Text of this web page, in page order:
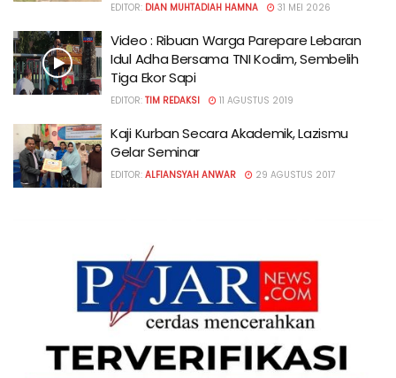
EDITOR: DIAN MUHTADIAH HAMNA 31 MEI 2026
Video : Ribuan Warga Parepare Lebaran
Idul Adha Bersama TNI Kodim, Sembelih
Tiga Ekor Sapi
EDITOR: TIM REDAKSI 11 AGUSTUS 2019
Kaji Kurban Secara Akademik, Lazismu
Gelar Seminar
EDITOR: ALFIANSYAH ANWAR 29 AGUSTUS 2017